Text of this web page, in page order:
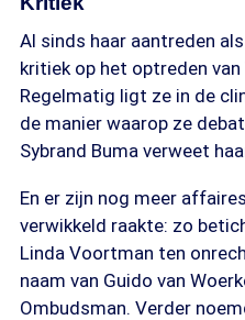
Al sinds haar aantreden
kritiek op het optreden
Regelmatig ligt ze in de
de manier waarop ze
Sybrand Buma verweet
En er zijn nog meer
verwikkeld raakte: zo
Linda Voortman ten
naam van Guido van
Ombudsman. Verder